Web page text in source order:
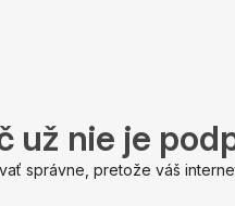
už nie je
správne, pretože váš